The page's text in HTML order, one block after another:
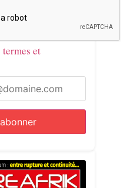
termes et